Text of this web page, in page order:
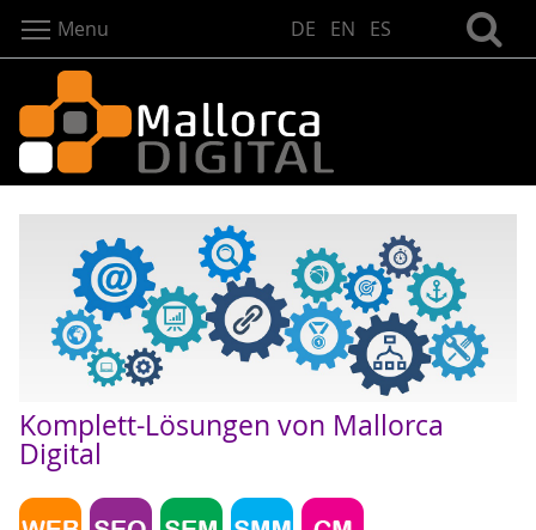
DE EN ES
Menu
Komplett-Lösungen von Mallorca
Digital